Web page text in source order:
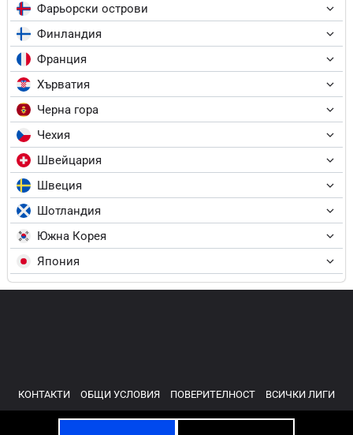
Фарьорски острови
Финландия
Франция
Хърватия
Черна гора
Чехия
Швейцария
Швеция
Шотландия
Южна Корея
Япония
КОНТАКТИ ОБЩИ УСЛОВИЯ ПОВЕРИТЕЛНОСТ ВСИЧКИ ЛИГИ